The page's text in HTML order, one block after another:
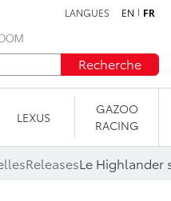
LANGUES EN FR
Recherche
LEXUS
GAZOO
RACING
Releases